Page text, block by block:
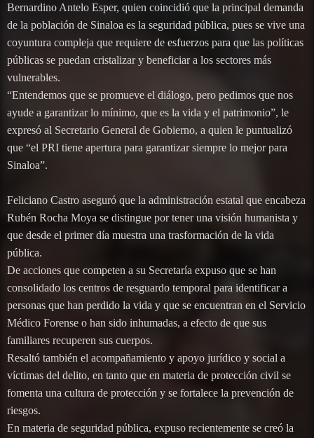
Bernardino Antelo Esper, quien coincidió que la principal demanda
de la población de Sinaloa es la seguridad pública, pues se vive una
coyuntura compleja que requiere de esfuerzos para que las políticas
públicas se puedan cristalizar y beneficiar a los sectores más
vulnerables.
“Entendemos que se promueve el diálogo, pero pedimos que nos
ayude a garantizar lo mínimo, que es la vida y el patrimonio”, le
expresó al Secretario General de Gobierno, a quien le puntualizó
que “el PRI tiene apertura para garantizar siempre lo mejor para
Sinaloa”.
Feliciano Castro aseguró que la administración estatal que encabeza
Rubén Rocha Moya se distingue por tener una visión humanista y
que desde el primer día muestra una trasformación de la vida
pública.
De acciones que competen a su Secretaría expuso que se han
consolidado los centros de resguardo temporal para identificar a
personas que han perdido la vida y que se encuentran en el Servicio
Médico Forense o han sido inhumadas, a efecto de que sus
familiares recuperen sus cuerpos.
Resaltó también el acompañamiento y apoyo jurídico y social a
víctimas del delito, en tanto que en materia de protección civil se
fomenta una cultura de protección y se fortalece la prevención de
riesgos.
En materia de seguridad pública, expuso recientemente se creó la